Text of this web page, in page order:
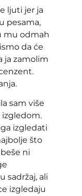
ljuti jer ja
pesama,
mu odmah
da će
ja zamolim
sam više
izgledom.
izgledati
što
ni
sadržaj, ali
izgledaju